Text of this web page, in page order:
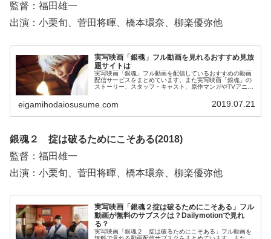
監督：福田雄一
出演：小栗旬、菅田将暉、橋本環奈、柳楽優弥他
実写映画「銀魂」フル動画を見れるおすすめ見放
題サイトは
実写映画「銀魂」フル動画を配信しているおすすめの動画
配信サービスをまとめています。また実写映画「銀魂」の
ストーリー、スタッフ・キャスト、原作マンガやTVアニメ
や映画本編を見る前の予備知識として役立ててください。
eigamihodaiosusume.com 2019.07.21
銀魂２ 掟は破るためにこそある(2018)
監督：福田雄一
出演：小栗旬、菅田将暉、橋本環奈、柳楽優弥他
実写映画「銀魂２掟は破るためにこそある」フル
動画が無料のサブスクは？Dailymotionで見れ
る？
実写映画「銀魂２ 掟は破るためにこそある」フル動画を